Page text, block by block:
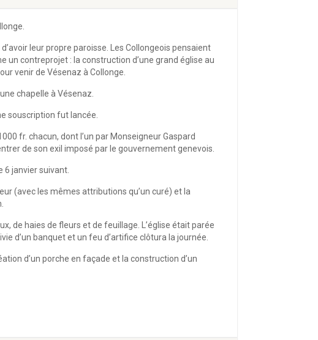
leur propre paroisse. Les Collongeois pensaient
un contreprojet : la construction d’une grand église au
venir de Vésenaz à Collonge.
chapelle à Vésenaz.
souscription fut lancée.
fr. chacun, dont l’un par Monseigneur Gaspard
de son exil imposé par le gouvernement genevois.
6 janvier suivant.
(avec les mêmes attributions qu’un curé) et la
de haies de fleurs et de feuillage. L’église était parée
d’un banquet et un feu d’artifice clôtura la journée.
d’un porche en façade et la construction d’un